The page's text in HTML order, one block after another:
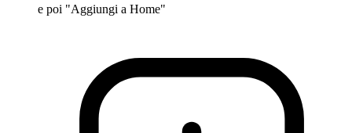
e poi "Aggiungi a Home"